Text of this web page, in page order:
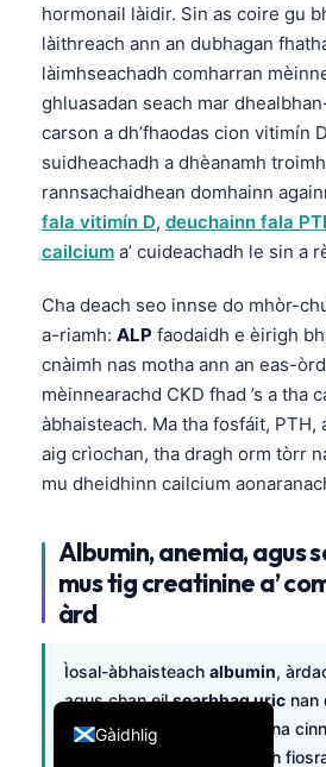
hormonail làidir. Sin as coire gu
làithreach ann an dubhagan
làimhseachadh comharran
ghluasadan seach mar
carson a dh’fhaodas cion vitimín
suidheachadh a dhèanamh
rannsachaidhean domhainn
fala vitimín D, deuchainn fala
cailcium a’ cuideachadh le sin a
Cha deach seo innse do mhòr-
a-riamh: ALP faodaidh e èirigh
cnàimh nas motha ann an eas-
mèinnearachd CKD fhad ’s a tha
àbhaisteach. Ma tha fosfáit, PTH,
aig crìochan, tha dragh orm tòrr
mu dheidhinn cailcium
Albumin, anemia, agus
mus tig creatinine a’
àrd
Ìosal-àbhaisteach albumin,
agus chan eilsearbhag uric nan
dubhagan clasaigeach air na
còmhla faodaidh iad a bhith
Gàidhlig
English
Français
עִבְרִית
Español
Português
Türkçe
Română
简体中文
فارسی
Български
Dansk
Nederlands
हिन्दी
Bahasa Indonesia